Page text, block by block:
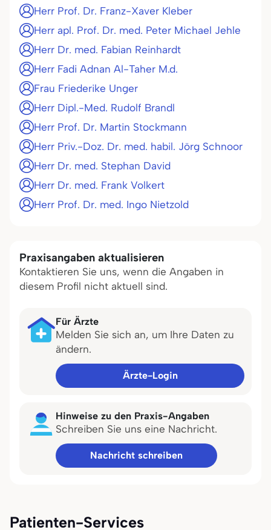
Herr Prof. Dr. Franz-Xaver Kleber
Herr apl. Prof. Dr. med. Peter Michael Jehle
Herr Dr. med. Fabian Reinhardt
Herr Fadi Adnan Al-Taher M.d.
Frau Friederike Unger
Herr Dipl.-Med. Rudolf Brandl
Herr Prof. Dr. Martin Stockmann
Herr Priv.-Doz. Dr. med. habil. Jörg Schnoor
Herr Dr. med. Stephan David
Herr Dr. med. Frank Volkert
Herr Prof. Dr. med. Ingo Nietzold
Praxisangaben aktualisieren
Kontaktieren Sie uns, wenn die Angaben in
diesem Profil nicht aktuell sind.
Für Ärzte
Melden Sie sich an, um Ihre Daten zu
ändern.
Ärzte-Login
Hinweise zu den Praxis-Angaben
Schreiben Sie uns eine Nachricht.
Nachricht schreiben
Patienten-Services